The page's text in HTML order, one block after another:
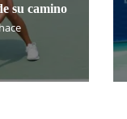
su camino